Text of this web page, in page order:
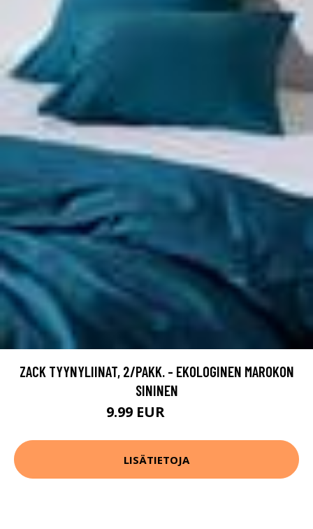
ZACK TYYNYLIINAT, 2/PAKK. - EKOLOGINEN MAROKON
SININEN
9.99 EUR
LISÄTIETOJA